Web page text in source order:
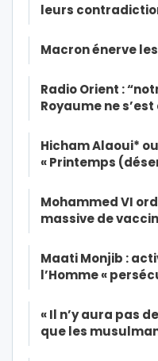
leurs
Macron énerve
Radio Orient :
Royaume ne
Hicham Alaoui*
« Printemps
Mohammed VI
massive de
Maati Monjib :
l’Homme «
« Il n’y aura pas
que les